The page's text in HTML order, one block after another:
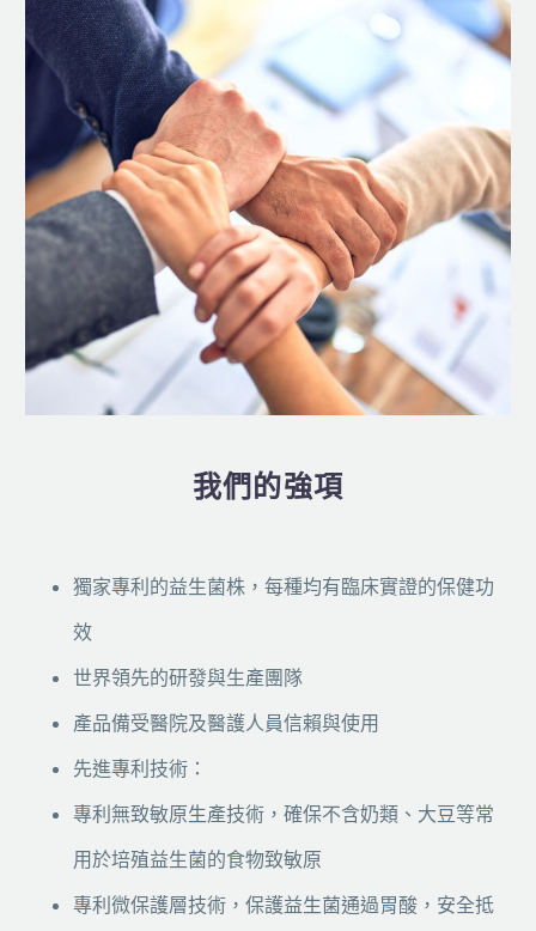
我們的強項
獨家專利的益生菌株，每種均有臨床實證的保健功
效
世界領先的研發與生產團隊
產品備受醫院及醫護人員信賴與使用
先進專利技術：
專利無致敏原生產技術，確保不含奶類、大豆等常
用於培殖益生菌的食物致敏原
專利微保護層技術，保護益生菌通過胃酸，安全抵